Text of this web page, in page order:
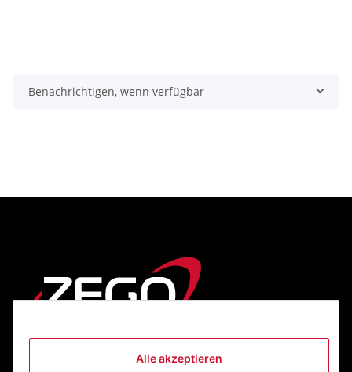
Alle akzeptieren
Benachrichtigen, wenn verfügbar